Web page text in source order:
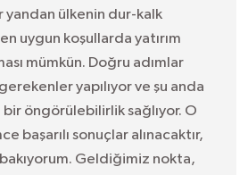
yandan ülkenin dur-kalk
uygun koşullarda yatırım
mümkün. Doğru adımlar
gerekenler yapılıyor ve şu anda
öngörülebilirlik sağlıyor. O
başarılı sonuçlar alınacaktır,
Geldiğimiz nokta,